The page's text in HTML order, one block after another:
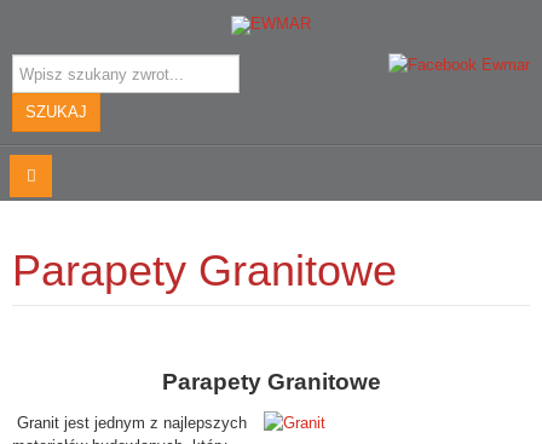
Szukaj...
SZUKAJ
Parapety Granitowe
Parapety Granitowe
Granit jest jednym z najlepszych